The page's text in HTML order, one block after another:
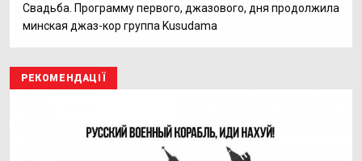
Свадьба. Программу первого, джазового, дня продолжила
минская джаз-кор группа Kusudama
РЕКОМЕНДАЦІЇ